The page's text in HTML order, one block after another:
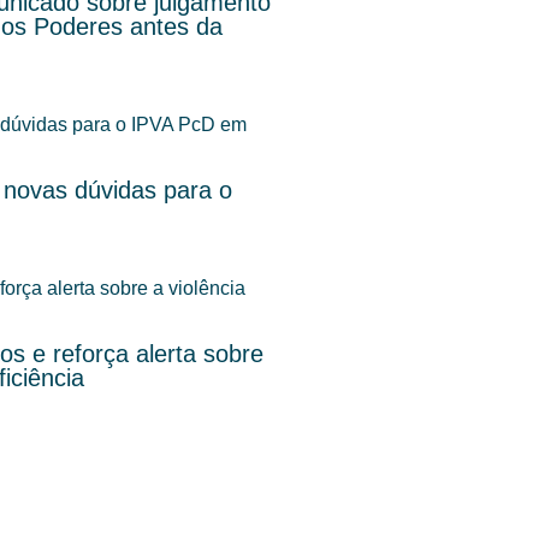
Poderes antes da
dúvidas para o
e reforça alerta sobre